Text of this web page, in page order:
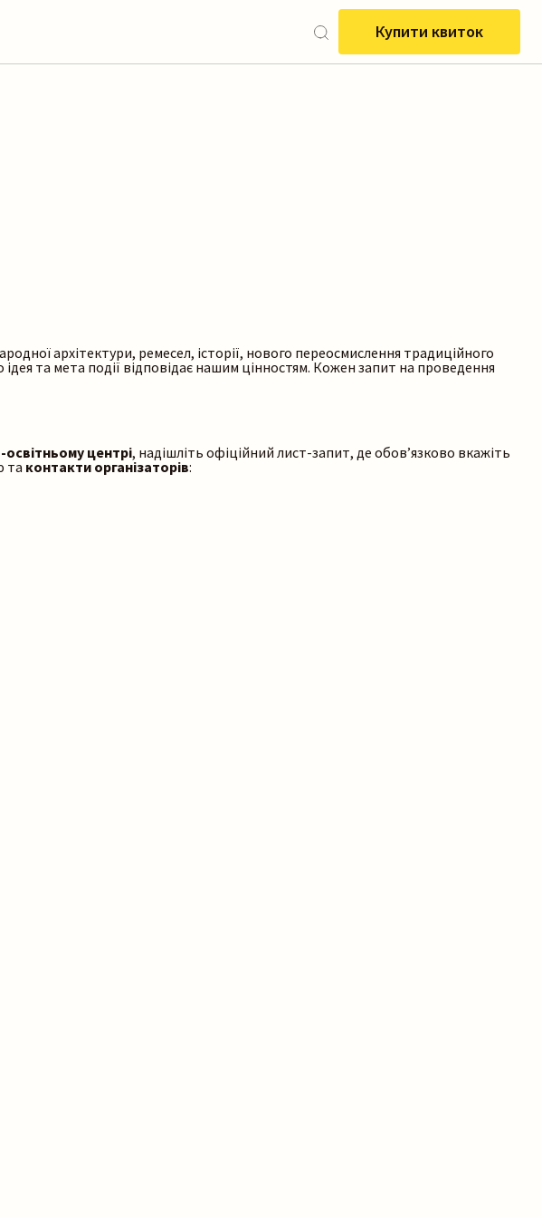
Купити квиток
архітектури, ремесел, історії, нового переосмислення традиційного
та мета події відповідає нашим цінностям. Кожен запит на проведення
центрі, надішліть офіційний лист-запит, де обов’язково вкажіть
та контакти організаторів: